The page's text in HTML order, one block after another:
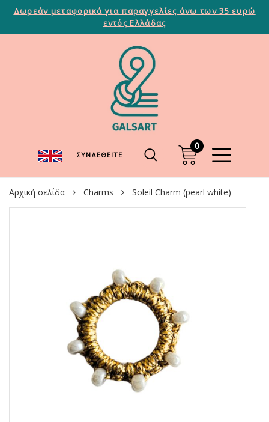
Δωρεάν μεταφορικά για παραγγελίες άνω των 35 ευρώ
εντός Ελλάδας
ΣΥΝΔΕΘΕΊΤΕ
0
Αρχική σελίδα Charms Soleil Charm (pearl white)